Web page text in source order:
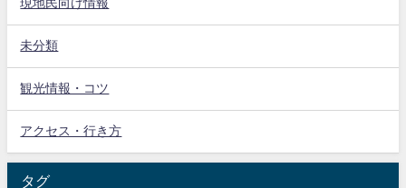
現地民向け情報
未分類
観光情報・コツ
アクセス・行き方
タグ